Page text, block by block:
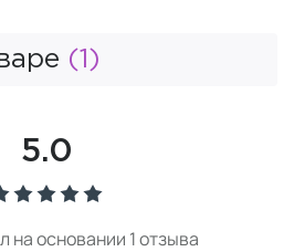
(1)
5.0
на основании 1 отзыва